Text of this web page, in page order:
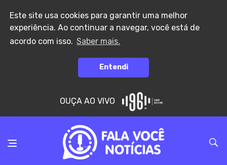
Este site usa cookies para garantir uma melhor
experiência. Ao continuar a navegar, você está de
acordo com isso. Saber mais.
Entendi
OUÇA AO VIVO